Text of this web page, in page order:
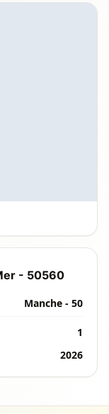
- 50560
Manche - 50
1
2026